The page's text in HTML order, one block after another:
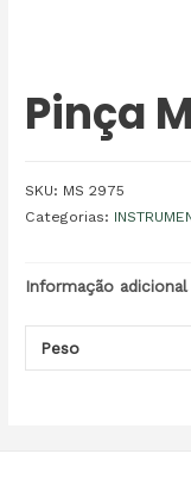
Pinça
SKU: MS 2975
Categorias:
Informação adicional
Peso